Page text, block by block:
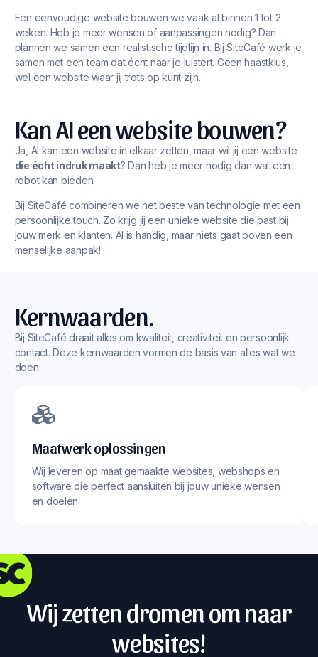
Een eenvoudige website bouwen we vaak al binnen 1 tot 2
weken. Heb je meer wensen of aanpassingen nodig? Dan
plannen we samen een realistische tijdlijn in. Bij SiteCafé werk je
samen met een team dat écht naar je luistert. Geen haastklus,
wel een website waar jij trots op kunt zijn.
Kan AI een website bouwen?
Ja, AI kan een website in elkaar zetten, maar wil jij een website
die écht indruk maakt? Dan heb je meer nodig dan wat een
robot kan bieden.
Bij SiteCafé combineren we het beste van technologie met een
persoonlijke touch. Zo krijg jij een unieke website die past bij
jouw merk en klanten. AI is handig, maar niets gaat boven een
menselijke aanpak!
Kernwaarden.
Bij SiteCafé draait alles om kwaliteit, creativiteit en persoonlijk
contact. Deze kernwaarden vormen de basis van alles wat we
doen:
Maatwerk oplossingen
Wij leveren op maat gemaakte websites, webshops en
software die perfect aansluiten bij jouw unieke wensen
en doelen.
Wij zetten dromen om naar
websites!